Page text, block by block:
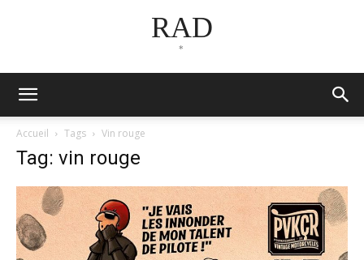
RAD
*
Accueil Tags Vin rouge
Tag: vin rouge